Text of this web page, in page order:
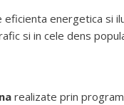
energetica si
si in cele dens
realizate prin